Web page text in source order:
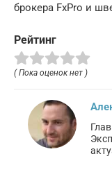
брокера FxPro и
Рейтинг
( Пока оценок нет )